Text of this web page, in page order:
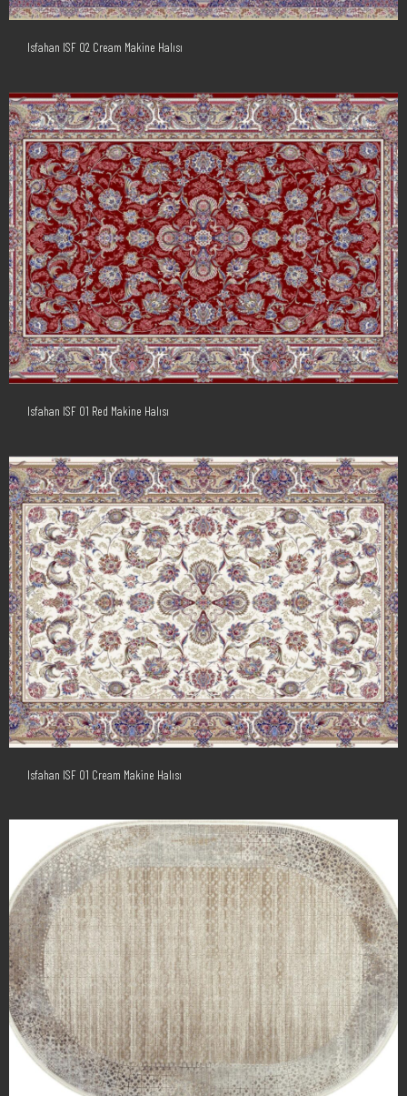
Isfahan ISF 02 Cream Makine Halısı
Isfahan ISF 01 Red Makine Halısı
Isfahan ISF 01 Cream Makine Halısı